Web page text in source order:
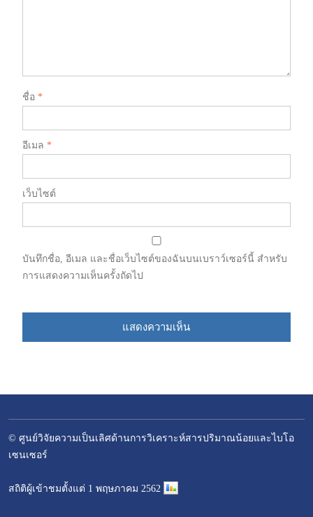
ชื่อ *
อีเมล *
เว็บไซต์
บันทึกชื่อ, อีเมล และชื่อเว็บไซต์ของฉันบนเบราว์เซอร์นี้ สำหรับ
การแสดงความเห็นครั้งถัดไป
© ศูนย์วิจัยความเป็นเลิศด้านการวิเคราะห์สารปริมาณน้อยและไบโอ
เซนเซอร์
สถิติผู้เข้าชมตั้งแต่ 1 พฤษภาคม 2562